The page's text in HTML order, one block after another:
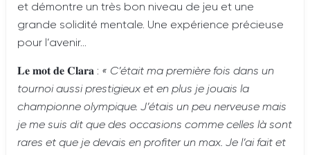
et démontre un très bon niveau de jeu et une
grande solidité mentale. Une expérience précieuse
pour l’avenir…
𝐋𝐞 𝐦𝐨𝐭 𝐝𝐞 𝐂𝐥𝐚𝐫𝐚 : « C’était ma première fois dans un
tournoi aussi prestigieux et en plus je jouais la
championne olympique. J’étais un peu nerveuse mais
je me suis dit que des occasions comme celles là sont
rares et que je devais en profiter un max. Je l’ai fait et